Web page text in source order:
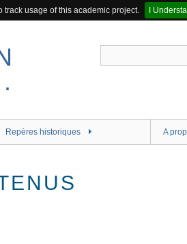
track usage of this academic project.
I
Repères historiques A